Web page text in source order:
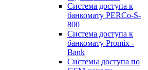
Система доступа к
банкомату PERCo-S-
800
Система доступа к
банкомату Promix -
Bank
Системы доступа по